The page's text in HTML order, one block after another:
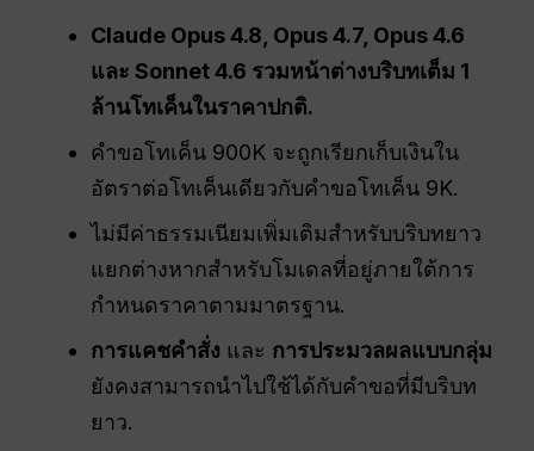
Claude Opus 4.8, Opus 4.7, Opus 4.6
และ Sonnet 4.6 รวมหน้าต่างบริบทเต็ม 1
ล้านโทเค็นในราคาปกติ.
คำขอโทเค็น 900K จะถูกเรียกเก็บเงินใน
อัตราต่อโทเค็นเดียวกับคำขอโทเค็น 9K.
ไม่มีค่าธรรมเนียมเพิ่มเติมสำหรับบริบทยาว
แยกต่างหากสำหรับโมเดลที่อยู่ภายใต้การ
กำหนดราคาตามมาตรฐาน.
การแคชคำสั่ง และ การประมวลผลแบบกลุ่ม
ยังคงสามารถนำไปใช้ได้กับคำขอที่มีบริบท
ยาว.